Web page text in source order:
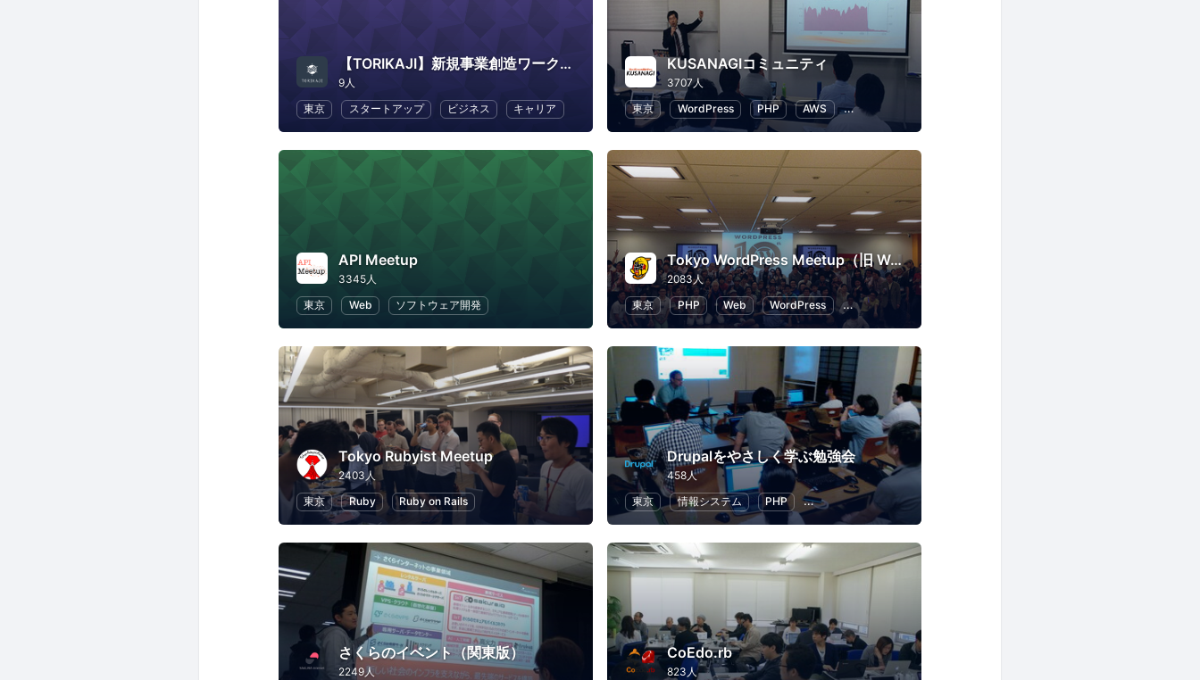
【TORIKAJI】新規事業創造ワークショップ
9人
東京
スタートアップ ビジネス キャリア
KUSANAGIコミュニティ
3707人
東京
WordPress PHP AWS ITインフラ
API Meetup
3345人
東京
Web ソフトウェア開発
Tokyo WordPress Meetup（旧 WordBench 東京）
2083人
東京
PHP Web WordPress オープンソース
Tokyo Rubyist Meetup
2403人
東京
Ruby Ruby on Rails
Drupalをやさしく学ぶ勉強会
458人
東京
情報システム PHP オープンソース CMS
さくらのイベント（関東版）
2249人
CoEdo.rb
823人